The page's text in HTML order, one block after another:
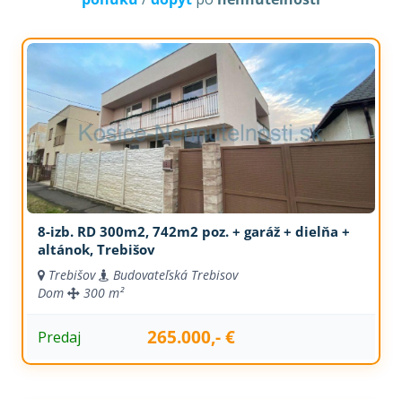
8-izb. RD 300m2, 742m2 poz. + garáž + dielňa +
altánok, Trebišov
Trebišov
Budovateľská Trebisov
Dom
300 m²
Predaj 265.000,- €